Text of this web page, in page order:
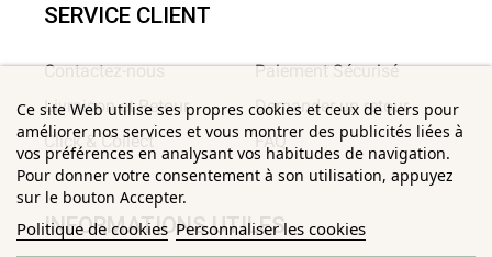
Ce site Web utilise ses propres cookies et ceux de tiers pour
améliorer nos services et vous montrer des publicités liées à
vos préférences en analysant vos habitudes de navigation.
Pour donner votre consentement à son utilisation, appuyez
sur le bouton Accepter.
Politique de cookies Personnaliser les cookies
SERVICE CLIENT
Contactez-nous
Livraison et Retour
Click & Collect
Paiement Sécurisé
Demander un retour
FAQ
INFORMATIONS UTILES